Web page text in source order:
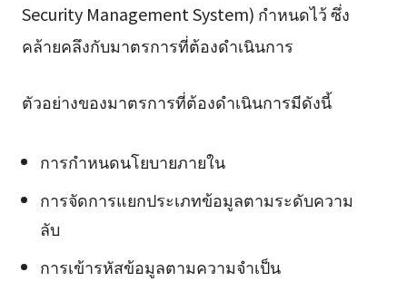
Security Management System) กำหนดไว้ ซึ่ง
คล้ายคลึงกับมาตรการที่ต้องดำเนินการ
ตัวอย่างของมาตรการที่ต้องดำเนินการมีดังนี้
การกำหนดนโยบายภายใน
การจัดการแยกประเภทข้อมูลตามระดับความ
ลับ
การเข้ารหัสข้อมูลตามความจำเป็น